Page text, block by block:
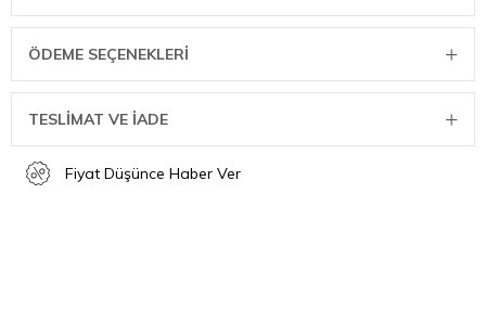
ÖDEME SEÇENEKLERI
TESLİMAT VE İADE
Fiyat Düşünce Haber Ver